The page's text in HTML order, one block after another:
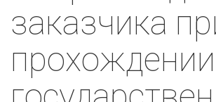
заказчика
прохождении